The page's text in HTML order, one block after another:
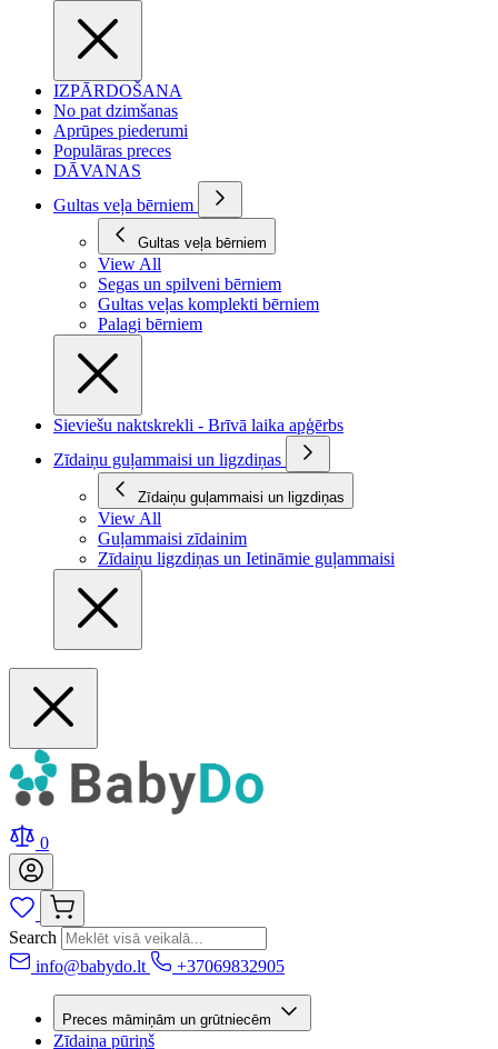
IZPĀRDOŠANA
No pat dzimšanas
Aprūpes piederumi
Populāras preces
DĀVANAS
Gultas veļa bērniem
Gultas veļa bērniem
View All
Segas un spilveni bērniem
Gultas veļas komplekti bērniem
Palagi bērniem
Sieviešu naktskrekli - Brīvā laika apģērbs
Zīdaiņu guļammaisi un ligzdiņas
Zīdaiņu guļammaisi un ligzdiņas
View All
Guļammaisi zīdainim
Zīdaiņu ligzdiņas un Ietināmie guļammaisi
0
Search
info@babydo.lt
+37069832905
Preces māmiņām un grūtniecēm
Zīdaiņa pūriņš